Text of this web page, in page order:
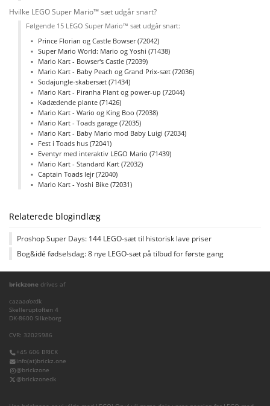
Hvilke LEGO Super Mario™ sæt udgår snart?
Følgende 15 LEGO Super Mario™ sæt udgår snart:
Prince Florian og Castle Bowser (72042)
Super Mario World: Mario og Yoshi (71438)
Mario Kart - Bowser's Castle (72039)
Mario Kart - Baby Peach og Grand Prix-sæt (72036)
Sodajungle-skabersæt (71434)
Mario Kart - Piranha Plant og power-up (72044)
Kødædende plante (71426)
Mario Kart - Wario og King Boo (72038)
Mario Kart - Toads garage (72035)
Mario Kart - Baby Mario mod Baby Luigi (72034)
Fest i Toads hus (72041)
Eventyr med interaktiv LEGO Mario (71439)
Mario Kart - Standard Kart (72032)
Captain Toads lejr (72040)
Mario Kart - Yoshi Bike (72031)
Relaterede blogindlæg
Proshop Super Days: 144 LEGO-sæt til historisk lave priser
Bog&idé fødselsdag: 8 nye LEGO-sæt på tilbud for første gang
brickzone drives af
cazaadotdk
Skelleruptoften 4
DK-8600 Silkeborg
CVR: 32025986
+45 606 BRICK
info(at)brickz.one
@brickzone
@brickzonedk